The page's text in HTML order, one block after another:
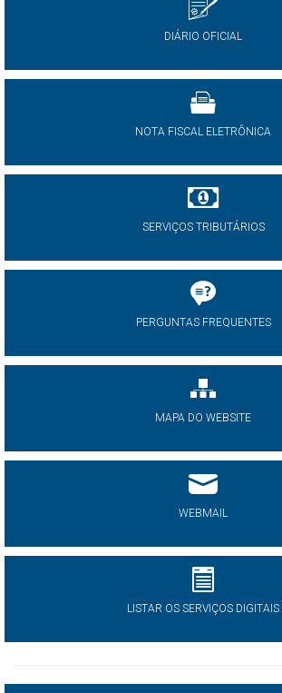
DIÁRIO OFICIAL
NOTA FISCAL ELETRÔNICA
SERVIÇOS TRIBUTÁRIOS
PERGUNTAS FREQUENTES
MAPA DO WEBSITE
WEBMAIL
LISTAR OS SERVIÇOS DIGITAIS